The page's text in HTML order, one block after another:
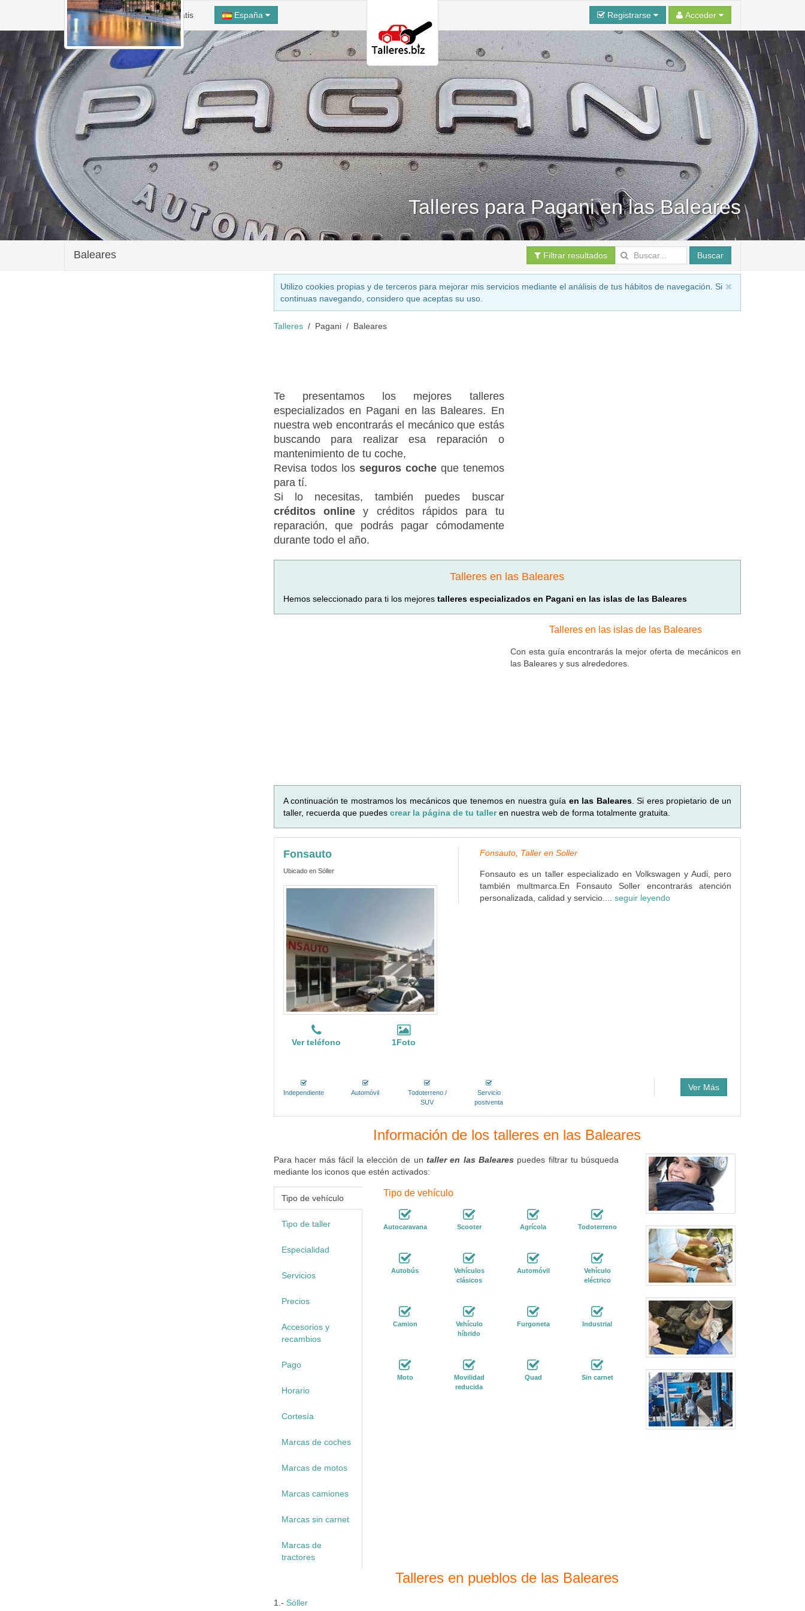
Inicio Alta Taller Gratis España Registrarse Acceder
Talleres para Pagani en las Baleares
Baleares Filtrar resultados Buscar
Utilizo cookies propias y de terceros para mejorar mis servicios mediante el análisis de tus hábitos de navegación. Si
continuas navegando, considero que aceptas su uso.
Talleres Pagani Baleares
Te presentamos los mejores talleres
especializados en Pagani en las Baleares. En
nuestra web encontrarás el mecánico que estás
buscando para realizar esa reparación o
mantenimiento de tu coche,
Revisa todos los seguros cocheque tenemos
para tí.
Si lo necesitas, también puedes buscar
créditos onliney créditos rápidos para tu
reparación, que podrás pagar cómodamente
durante todo el año.
Talleres en las Baleares
Hemos seleccionado para ti los mejores talleres especializados en Pagani en las islas de las Baleares
Talleres en las islas de las Baleares
Con esta guía encontrarás la mejor oferta de mecánicos en
las Baleares y sus alrededores.
A continuación te mostramos los mecánicos que tenemos en nuestra guía en las Baleares. Si eres propietario de un
taller, recuerda que puedes crear la página de tu talleren nuestra web de forma totalmente gratuita.
Fonsauto
Ubicado en Sóller
Ver teléfono 1Foto
Fonsauto, Taller en Soller
Fonsauto es un taller especializado en Volkswagen y Audi, pero
también multmarca.En Fonsauto Soller encontrarás atención
personalizada, calidad y servicio.... seguir leyendo
Independiente Automóvil
Todoterreno /
SUV
Servicio
postventa
Ver Más
Información de los talleres en las Baleares
Para hacer más fácil la elección de un taller en las Balearespuedes filtrar tu búsqueda
mediante los iconos que estén activados:
Tipo de vehículo
Tipo de taller
Especialidad
Servicios
Precios
Accesorios y
recambios
Pago
Horario
Cortesía
Marcas de coches
Marcas de motos
Marcas camiones
Marcas sin carnet
Marcas de
tractores
Tipo de vehículo
Autocaravana Scooter Agrícola Todoterreno
Autobús
Vehículos
clásicos
Automóvil
Vehículo
eléctrico
Camion
Vehículo
híbrido
Furgoneta Industrial
Moto
Movilidad
reducida
Quad Sin carnet
Talleres en pueblos de las Baleares
1.- Sóller